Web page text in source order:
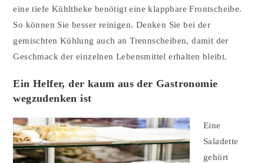
eine tiefe Kühltheke benötigt eine klappbare Frontscheibe.
So können Sie besser reinigen. Denken Sie bei der
gemischten Kühlung auch an Trennscheiben, damit der
Geschmack der einzelnen Lebensmittel erhalten bleibt.
Ein Helfer, der kaum aus der Gastronomie
wegzudenken ist
Eine
Saladette
gehört